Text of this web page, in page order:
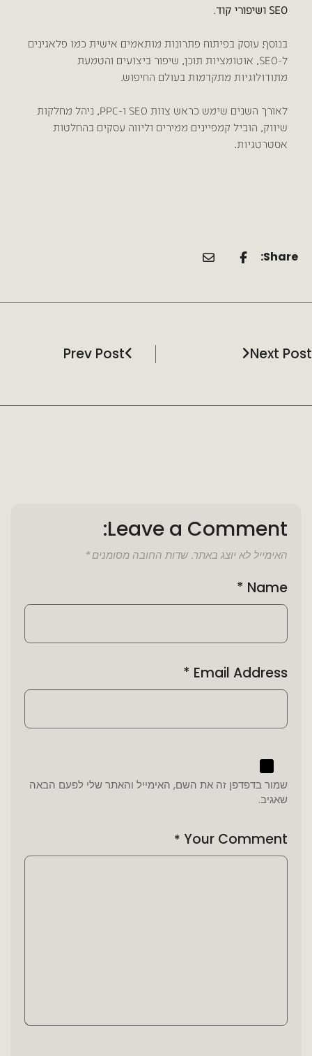
SEO ושיפורי קוד .
בנוסף, עוסק בפיתוח פתרונות מותאמים אישית כמו פלאגינים
ל-SEO, אוטומציות תוכן, שיפור ביצועים והטמעת
מתודולוגיות מתקדמות בעולם החיפוש.
לאורך השנים שימש כראש צוות SEO ו-PPC, ניהל מחלקות
שיווק, הוביל קמפיינים ממירים וליווה עסקים בהחלטות
אסטרטגיות.
Share:
Prev Post Next Post
Leave a Comment:
האימייל לא יוצג באתר. שדות החובה מסומנים*
Name
*
Email Address
*
שמור בדפדפן זה את השם, האימייל והאתר שלי לפעם הבאה
שאגיב.
Your Comment
*